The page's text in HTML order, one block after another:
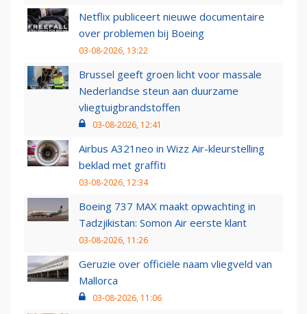
Netflix publiceert nieuwe documentaire
over problemen bij Boeing
03-08-2026, 13:22
Brussel geeft groen licht voor massale
Nederlandse steun aan duurzame
vliegtuigbrandstoffen
03-08-2026, 12:41
Airbus A321neo in Wizz Air-kleurstelling
beklad met graffiti
03-08-2026, 12:34
Boeing 737 MAX maakt opwachting in
Tadzjikistan: Somon Air eerste klant
03-08-2026, 11:26
Geruzie over officiële naam vliegveld van
Mallorca
03-08-2026, 11:06